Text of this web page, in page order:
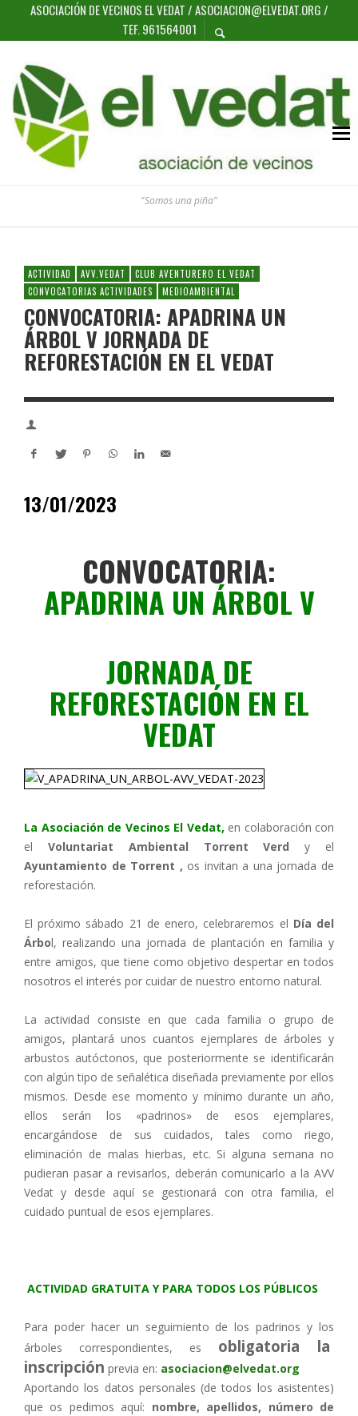
ASOCIACIÓN DE VECINOS EL VEDAT / ASOCIACION@ELVEDAT.ORG /
TEF. 961564001
"Somos una piña"
ACTIVIDAD AVV.VEDAT
CLUB AVENTURERO EL VEDAT
CONVOCATORIAS ACTIVIDADES
MEDIOAMBIENTAL
CONVOCATORIA: APADRINA UN
ÁRBOL V JORNADA DE
REFORESTACIÓN EN EL VEDAT
13/01/2023
CONVOCATORIA:
APADRINA UN ÁRBOL V
JORNADA DE
REFORESTACIÓN EN EL
VEDAT
La Asociación de Vecinos El Vedat, en colaboración con
el Voluntariat Ambiental Torrent Verd y el
Ayuntamiento de Torrent , os invitan a una jornada de
reforestación.
El próximo sábado 21 de enero, celebraremos el Día del
Árbol, realizando una jornada de plantación en familia y
entre amigos, que tiene como objetivo despertar en todos
nosotros el interés por cuidar de nuestro entorno natural.
La actividad consiste en que cada familia o grupo de
amigos, plantará unos cuantos ejemplares de árboles y
arbustos autóctonos, que posteriormente se identificarán
con algún tipo de señalética diseñada previamente por ellos
mismos. Desde ese momento y mínimo durante un año,
ellos serán los «padrinos» de esos ejemplares,
encargándose de sus cuidados, tales como riego,
eliminación de malas hierbas, etc. Si alguna semana no
pudieran pasar a revisarlos, deberán comunicarlo a la AVV
Vedat y desde aquí se gestionará con otra familia, el
cuidado puntual de esos ejemplares.
ACTIVIDAD GRATUITA Y PARA TODOS LOS PÚBLICOS
Para poder hacer un seguimiento de los padrinos y los
árboles correspondientes, es obligatoria la
inscripción previa en: asociacion@elvedat.org
Aportando los datos personales (de todos los asistentes)
que os pedimos aquí: nombre, apellidos, número de